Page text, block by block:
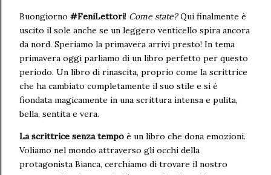
Buongiorno #FeniLettori! Come state?Qui finalmente è
uscito il sole anche se un leggero venticello spira ancora
da nord. Speriamo la primavera arrivi presto! In tema
primavera oggi parliamo di un libro perfetto per questo
periodo. Un libro di rinascita, proprio come la scrittrice
che ha cambiato completamente il suo stile e si è
fiondata magicamente in una scrittura intensa e pulita,
bella, sentita e vera.
La scrittrice senza tempo è un libro che dona emozioni.
Voliamo nel mondo attraverso gli occhi della
protagonista Bianca, cerchiamo di trovare il nostro